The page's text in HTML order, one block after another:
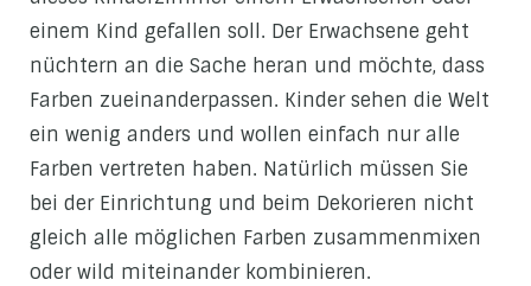
einem Kind gefallen soll. Der Erwachsene geht
nüchtern an die Sache heran und möchte, dass
Farben zueinanderpassen. Kinder sehen die Welt
ein wenig anders und wollen einfach nur alle
Farben vertreten haben. Natürlich müssen Sie
bei der Einrichtung und beim Dekorieren nicht
gleich alle möglichen Farben zusammenmixen
oder wild miteinander kombinieren.